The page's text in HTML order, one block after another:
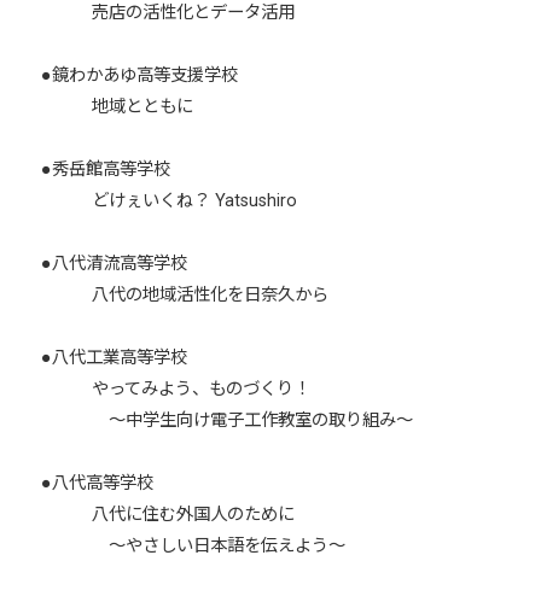
売店の活性化とデータ活用
●鏡わかあゆ高等支援学校
地域とともに
●秀岳館高等学校
どけぇいくね？ Yatsushiro
●八代清流高等学校
八代の地域活性化を日奈久から
●八代工業高等学校
やってみよう、ものづくり！
～中学生向け電子工作教室の取り組み～
●八代高等学校
八代に住む外国人のために
～やさしい日本語を伝えよう～